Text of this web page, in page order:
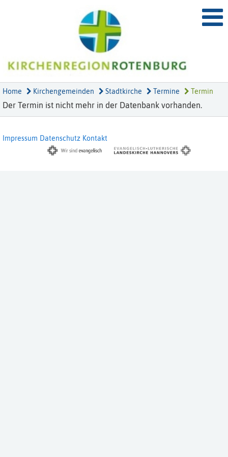
Home Kirchengemeinden Stadtkirche Termine Termin
Der Termin ist nicht mehr in der Datenbank vorhanden.
Impressum Datenschutz Kontakt